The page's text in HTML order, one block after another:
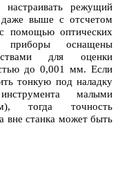
режущий
выше с отсчетом
помощью оптических
приборы оснащены
для оценки
до 0,001 мм. Если
тонкую под наладку
малыми
тогда точность
вне станка может быть